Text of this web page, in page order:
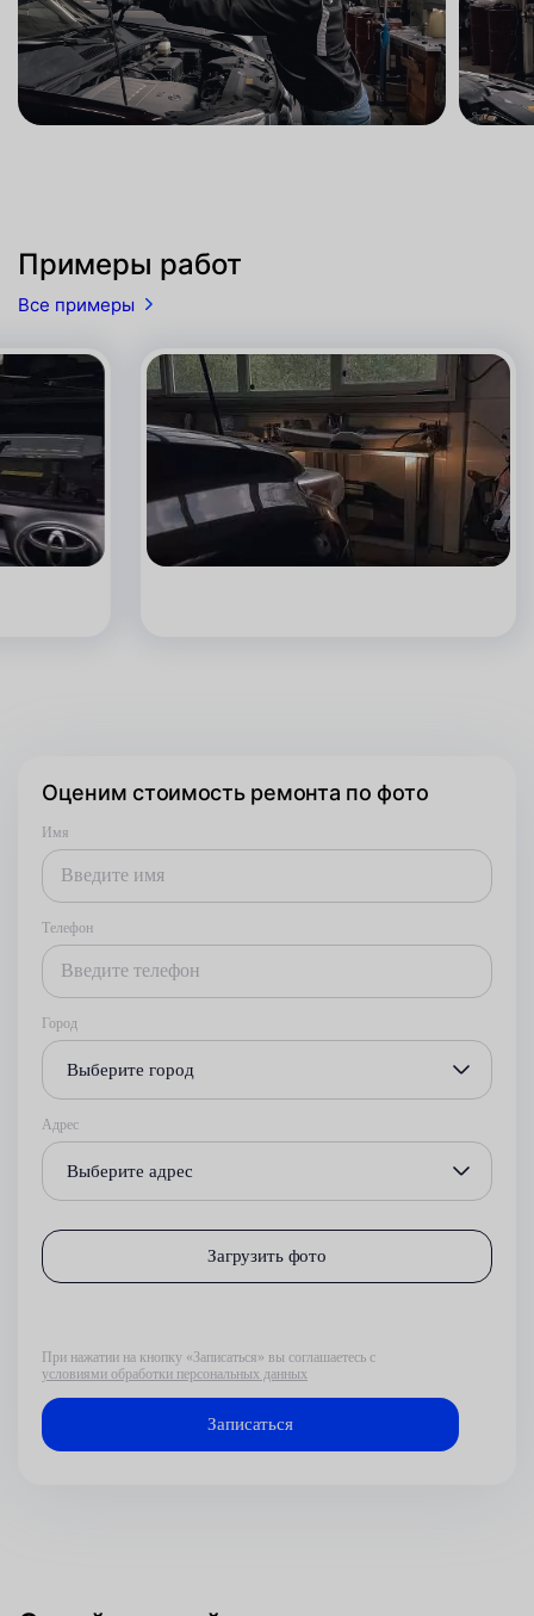
Примеры работ
Все примеры
Оценим стоимость ремонта по фото
Имя
Телефон
Город
Выберите город
Адрес
Выберите адрес
Загрузить фото
При нажатии на кнопку «Записаться» вы соглашаетесь с
условиями обработки персональных данных